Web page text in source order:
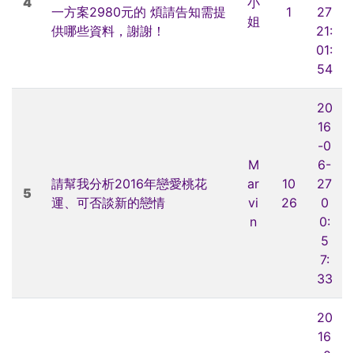
一方案2980元的 煩請告知需提
供哪些資料，謝謝！
姐
1
27
21:
01:
54
5
請幫我分析2016年戀愛桃花
運、可否談新的戀情
M
ar
vi
n
10
26
20
16
-0
6-
27
0
0:
5
7:
33
20
16